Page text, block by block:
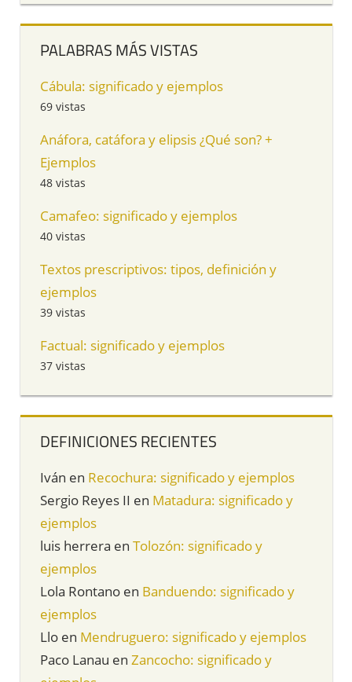
PALABRAS MÁS VISTAS
Cábula: significado y ejemplos
69 vistas
Anáfora, catáfora y elipsis ¿Qué son? +
Ejemplos
48 vistas
Camafeo: significado y ejemplos
40 vistas
Textos prescriptivos: tipos, definición y
ejemplos
39 vistas
Factual: significado y ejemplos
37 vistas
DEFINICIONES RECIENTES
Iván en Recochura: significado y ejemplos
Sergio Reyes II en Matadura: significado y
ejemplos
luis herrera en Tolozón: significado y
ejemplos
Lola Rontano en Banduendo: significado y
ejemplos
Llo en Mendruguero: significado y ejemplos
Paco Lanau en Zancocho: significado y